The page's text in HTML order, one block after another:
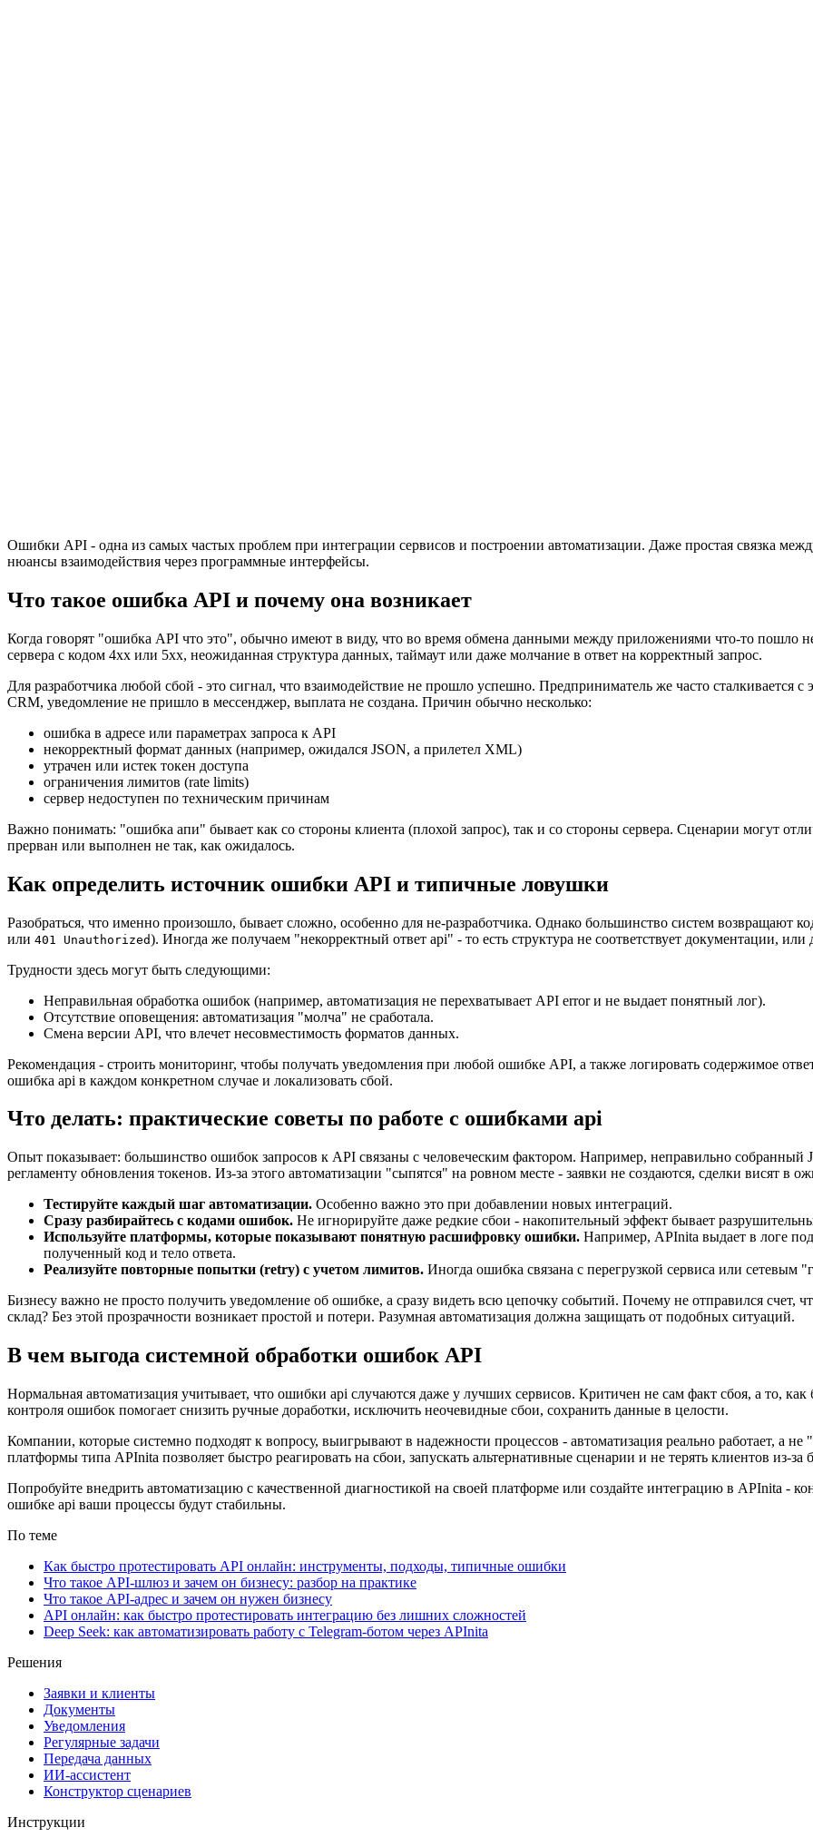
Ошибки API - одна из самых частых проблем при интеграции сервисов и построении автоматизации. Даже простая связка
нюансы взаимодействия через программные интерфейсы.
Что такое ошибка API и почему она возникает
Когда говорят "ошибка API что это", обычно имеют в виду, что во время обмена данными между приложениями что-то пошло
сервера с кодом 4xx или 5xx, неожиданная структура данных, таймаут или даже молчание в ответ на корректный запрос.
Для разработчика любой сбой - это сигнал, что взаимодействие не прошло успешно. Предприниматель же часто сталкивается с
CRM, уведомление не пришло в мессенджер, выплата не создана. Причин обычно несколько:
ошибка в адресе или параметрах запроса к API
некорректный формат данных (например, ожидался JSON, а прилетел XML)
утрачен или истек токен доступа
ограничения лимитов (rate limits)
сервер недоступен по техническим причинам
Важно понимать: "ошибка апи" бывает как со стороны клиента (плохой запрос), так и со стороны сервера. Сценарии могут
прерван или выполнен не так, как ожидалось.
Как определить источник ошибки API и типичные ловушки
Разобраться, что именно произошло, бывает сложно, особенно для не-разработчика. Однако большинство систем
или 401 Unauthorized). Иногда же получаем "некорректный ответ api" - то есть структура не соответствует документации,
Трудности здесь могут быть следующими:
Неправильная обработка ошибок (например, автоматизация не перехватывает API error и не выдает понятный лог).
Отсутствие оповещения: автоматизация "молча" не сработала.
Смена версии API, что влечет несовместимость форматов данных.
Рекомендация - строить мониторинг, чтобы получать уведомления при любой ошибке API, а также логировать содержимое
ошибка api в каждом конкретном случае и локализовать сбой.
Что делать: практические советы по работе с ошибками api
Опыт показывает: большинство ошибок запросов к API связаны с человеческим фактором. Например, неправильно собранный
регламенту обновления токенов. Из-за этого автоматизации "сыпятся" на ровном месте - заявки не создаются, сделки висят в
Тестируйте каждый шаг автоматизации. Особенно важно это при добавлении новых интеграций.
Сразу разбирайтесь с кодами ошибок. Не игнорируйте даже редкие сбои - накопительный эффект бывает
Используйте платформы, которые показывают понятную расшифровку ошибки. Например, APInita выдает в логе
полученный код и тело ответа.
Реализуйте повторные попытки (retry) с учетом лимитов. Иногда ошибка связана с перегрузкой сервиса или сетевым
Бизнесу важно не просто получить уведомление об ошибке, а сразу видеть всю цепочку событий. Почему не отправился счет,
склад? Без этой прозрачности возникает простой и потери. Разумная автоматизация должна защищать от подобных ситуаций.
В чем выгода системной обработки ошибок API
Нормальная автоматизация учитывает, что ошибки api случаются даже у лучших сервисов. Критичен не сам факт сбоя, а то,
контроля ошибок помогает снизить ручные доработки, исключить неочевидные сбои, сохранить данные в целости.
Компании, которые системно подходят к вопросу, выигрывают в надежности процессов - автоматизация реально работает, а не
платформы типа APInita позволяет быстро реагировать на сбои, запускать альтернативные сценарии и не терять клиентов из-
Попробуйте внедрить автоматизацию с качественной диагностикой на своей платформе или создайте интеграцию в APInita -
ошибке api ваши процессы будут стабильны.
По теме
Как быстро протестировать API онлайн: инструменты, подходы, типичные ошибки
Что такое API-шлюз и зачем он бизнесу: разбор на практике
Что такое API-адрес и зачем он нужен бизнесу
API онлайн: как быстро протестировать интеграцию без лишних сложностей
Deep Seek: как автоматизировать работу с Telegram-ботом через APInita
Решения
Заявки и клиенты
Документы
Уведомления
Регулярные задачи
Передача данных
ИИ-ассистент
Конструктор сценариев
Инструкции